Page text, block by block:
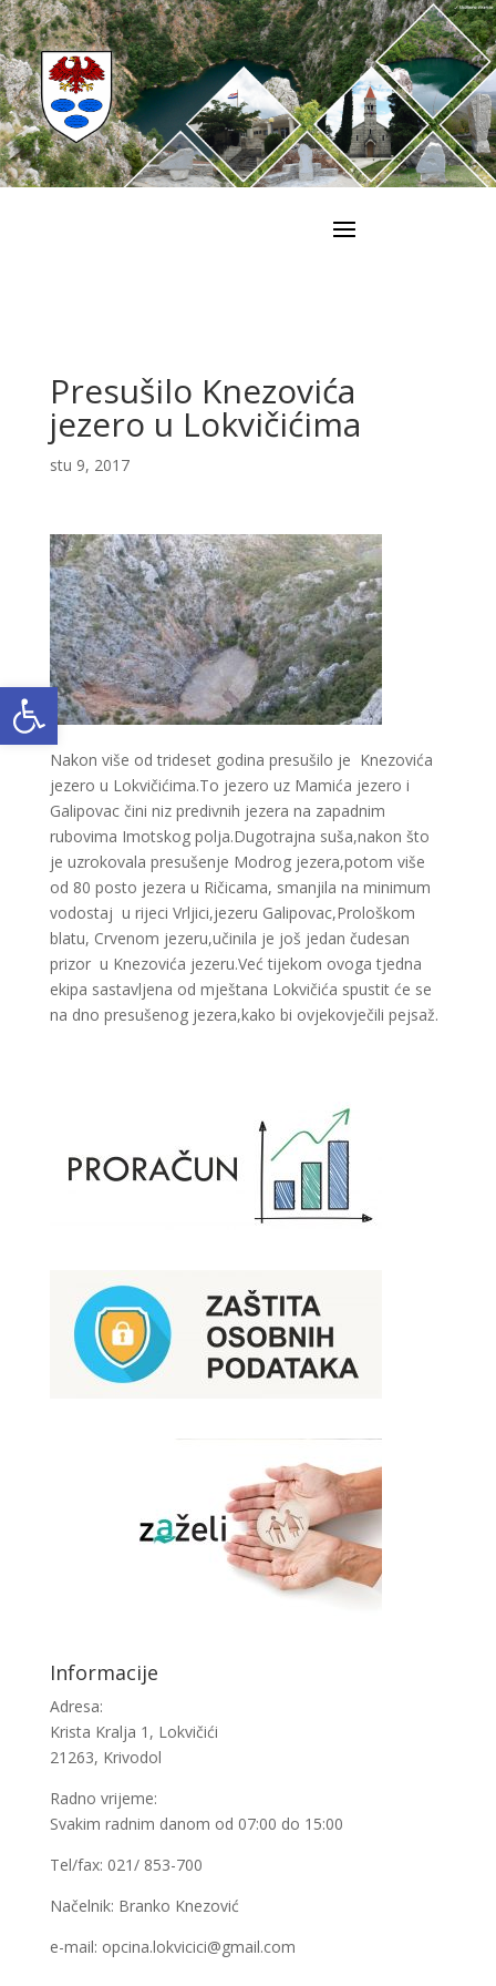
Open toolbar
Presušilo Knezovića
jezero u Lokvičićima
stu 9, 2017
Nakon više od trideset godina presušilo je Knezovića
jezero u Lokvičićima.To jezero uz Mamića jezero i
Galipovac čini niz predivnih jezera na zapadnim
rubovima Imotskog polja.Dugotrajna suša,nakon što
je uzrokovala presušenje Modrog jezera,potom više
od 80 posto jezera u Ričicama, smanjila na minimum
vodostaj u rijeci Vrljici,jezeru Galipovac,Prološkom
blatu, Crvenom jezeru,učinila je još jedan čudesan
prizor u Knezovića jezeru.Već tijekom ovoga tjedna
ekipa sastavljena od mještana Lokvičića spustit će se
na dno presušenog jezera,kako bi ovjekovječili pejsaž.
Informacije
Adresa:
Krista Kralja 1, Lokvičići
21263, Krivodol
Radno vrijeme:
Svakim radnim danom od 07:00 do 15:00
Tel/fax: 021/ 853-700
Načelnik: Branko Knezović
e-mail: opcina.lokvicici@gmail.com